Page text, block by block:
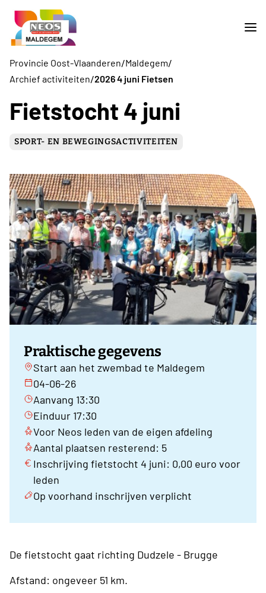
Provincie Oost-Vlaanderen/Maldegem/
Archief activiteiten/2026 4 juni Fietsen
Fietstocht 4 juni
SPORT- EN BEWEGINGSACTIVITEITEN
Praktische gegevens
Start aan het zwembad te Maldegem
04-06-26
Aanvang 13:30
Einduur 17:30
Voor Neos leden van de eigen afdeling
Aantal plaatsen resterend: 5
Inschrijving fietstocht 4 juni: 0,00 euro voor
leden
Op voorhand inschrijven verplicht
De fietstocht gaat richting Dudzele - Brugge
Afstand: ongeveer 51 km.